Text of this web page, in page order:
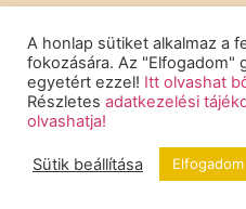
Titkárság:Kimmel Kinga
+36 30/311-5790
titkarsag@sztg-
Copyright © 2022 Szentgotthárdi
A honlap sütiket alkalmaz a
fokozására. Az "Elfogadom"
egyetért ezzel! Itt olvashat
Részletes adatkezelési
olvashatja!
Sütik beállítása Elfogadom